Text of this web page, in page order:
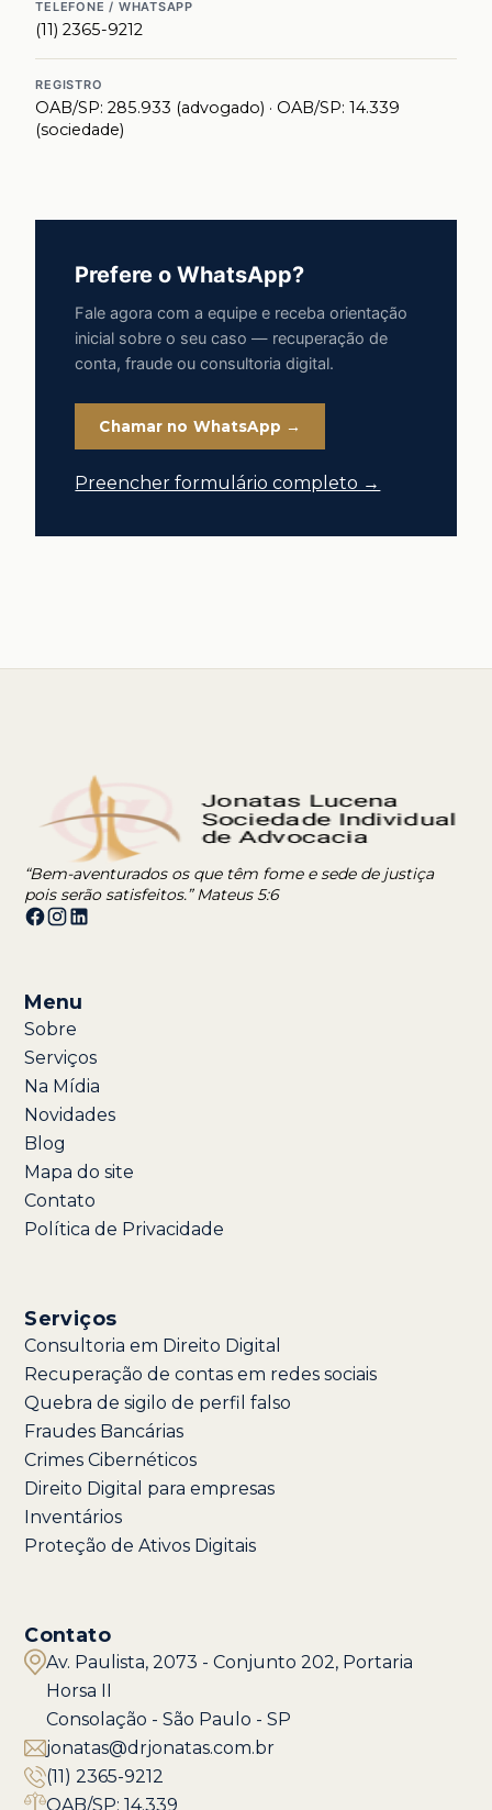
TELEFONE / WHATSAPP
(11) 2365-9212
REGISTRO
OAB/SP: 285.933 (advogado) · OAB/SP: 14.339
(sociedade)
Prefere o WhatsApp?
Fale agora com a equipe e receba orientação
inicial sobre o seu caso — recuperação de
conta, fraude ou consultoria digital.
Chamar no WhatsApp →
Preencher formulário completo →
“Bem-aventurados os que têm fome e sede de justiça
pois serão satisfeitos.” Mateus 5:6
Menu
Sobre
Serviços
Na Mídia
Novidades
Blog
Mapa do site
Contato
Política de Privacidade
Serviços
Consultoria em Direito Digital
Recuperação de contas em redes sociais
Quebra de sigilo de perfil falso
Fraudes Bancárias
Crimes Cibernéticos
Direito Digital para empresas
Inventários
Proteção de Ativos Digitais
Contato
Av. Paulista, 2073 - Conjunto 202, Portaria
Horsa II
Consolação - São Paulo - SP
jonatas@drjonatas.com.br
(11) 2365-9212
OAB/SP: 14.339